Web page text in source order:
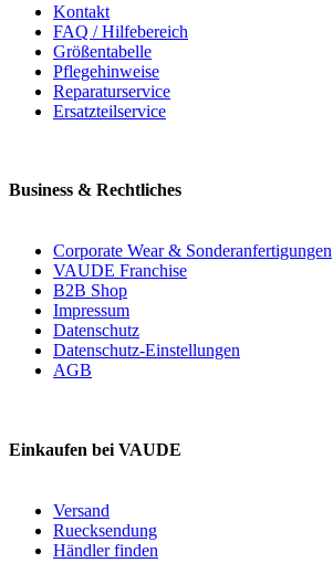
Kontakt
FAQ / Hilfebereich
Größentabelle
Pflegehinweise
Reparaturservice
Ersatzteilservice
Business & Rechtliches
Corporate Wear & Sonderanfertigungen
VAUDE Franchise
B2B Shop
Impressum
Datenschutz
Datenschutz-Einstellungen
AGB
Einkaufen bei VAUDE
Versand
Ruecksendung
Händler finden